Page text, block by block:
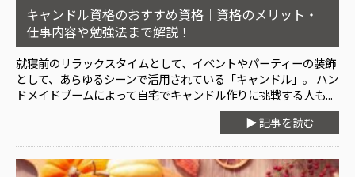
キャンドル資格のおすすめ資格｜資格のメリット・
仕事内容や勉強法まで解説！
就寝前のリラックスタイムとして、イベントやパーティーの装飾
として、あらゆるシーンで活用されている「キャンドル」。 ハン
ドメイドブームによって自宅でキャンドル作りに挑戦する人も...
▶ 記事を読む